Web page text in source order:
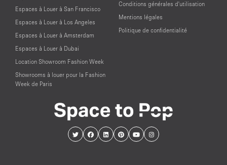
Espaces à Louer à San Francisco
Espaces à Louer à Los Angeles
Espaces à Louer à Amsterdam
Espaces à Louer à Dubai
Location Showroom Fashion Week
Showrooms à louer pour la Fashion
Week de Paris
Conditions générales d'utilisation
Mentions légales
Politique de confidentialité